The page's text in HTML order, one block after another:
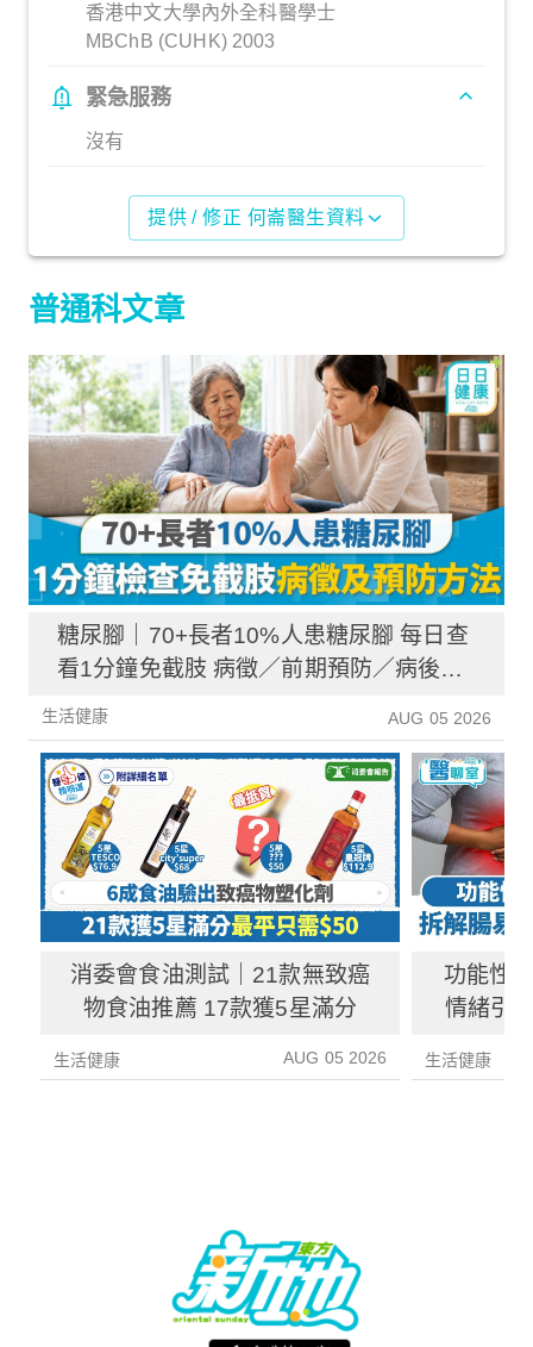
香港中文大學內外全科醫學士
MBChB (CUHK) 2003
緊急服務
沒有
提供 / 修正 何崙醫生資料
普通科文章
糖尿腳｜70+長者10%人患糖尿腳 每日查
看1分鐘免截肢 病徵／前期預防／病後護
理一文睇清
生活健康 AUG 05 2026
消委會食油測試｜21款無致癌
物食油推薦 17款獲5星滿分
生活健康 AUG 05 2026
功能性
情緒引
生活健康